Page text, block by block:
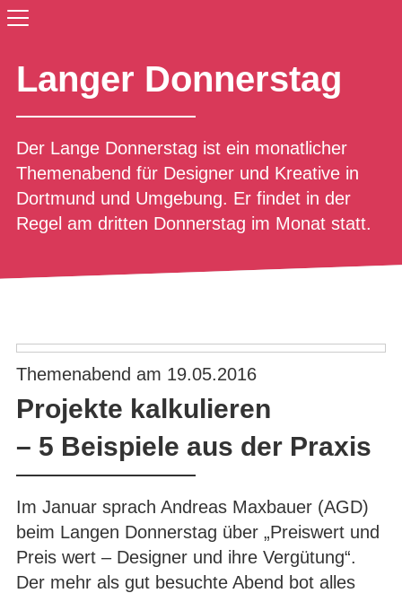
Langer Donnerstag
Der Lange Donnerstag ist ein monatlicher
Themenabend für Designer und Kreative in
Dortmund und Umgebung. Er findet in der
Regel am dritten Donnerstag im Monat statt.
Themenabend am 19.05.2016
Projekte kalkulieren
– 5 Beispiele aus der Praxis
Im Januar sprach Andreas Maxbauer (AGD)
beim Langen Donnerstag über „Preiswert und
Preis wert – Designer und ihre Vergütung“.
Der mehr als gut besuchte Abend bot alles